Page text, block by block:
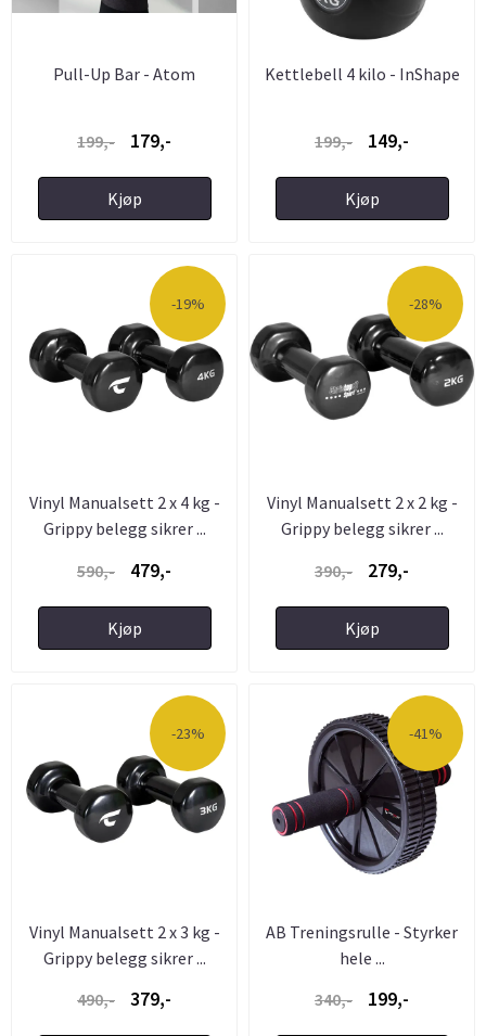
Pull-Up Bar - Atom
199,- 179,-
Kjøp
Kettlebell 4 kilo - InShape
199,- 149,-
Kjøp
-19%
Vinyl Manualsett 2 x 4 kg -
Grippy belegg sikrer ...
590,-
479,-
Kjøp
-28%
Vinyl Manualsett 2 x 2 kg -
Grippy belegg sikrer ...
390,-
279,-
Kjøp
-23%
Vinyl Manualsett 2 x 3 kg -
Grippy belegg sikrer ...
490,-
379,-
-41%
AB Treningsrulle - Styrker
hele ...
340,-
199,-